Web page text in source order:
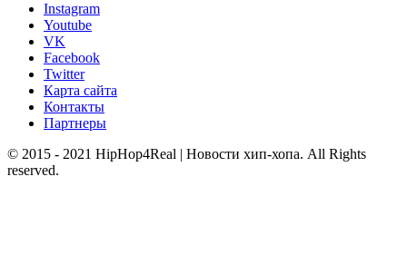
Instagram
Youtube
VK
Facebook
Twitter
Карта сайта
Контакты
Партнеры
© 2015 - 2021 HipHop4Real | Новости хип-хопа. All Rights
reserved.